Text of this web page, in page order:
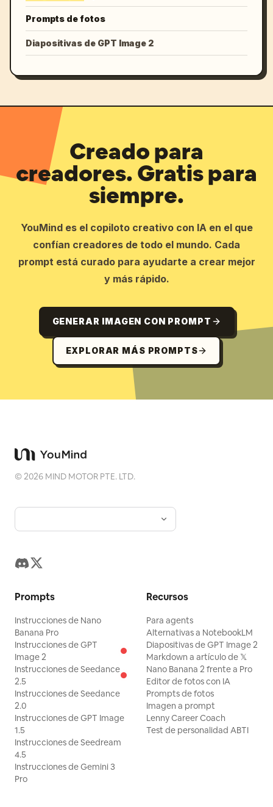
Prompts de fotos
Diapositivas de GPT Image 2
Creado para
creadores. Gratis para
siempre.
YouMind es el copiloto creativo con IA en el que
confían creadores de todo el mundo. Cada
prompt está curado para ayudarte a crear mejor
y más rápido.
GENERAR IMAGEN CON PROMPT
EXPLORAR MÁS PROMPTS
©2026 MIND MOTOR PTE. LTD.
Prompts
Instrucciones de Nano
Banana Pro
Instrucciones de GPT
Image 2
Instrucciones de Seedance
2.5
Instrucciones de Seedance
2.0
Instrucciones de GPT Image
1.5
Instrucciones de Seedream
4.5
Instrucciones de Gemini 3
Pro
Recursos
Para agents
Alternativas a NotebookLM
Diapositivas de GPT Image 2
Markdown a artículo de 𝕏
Nano Banana 2 frente a Pro
Editor de fotos con IA
Prompts de fotos
Imagen a prompt
Lenny Career Coach
Test de personalidad ABTI